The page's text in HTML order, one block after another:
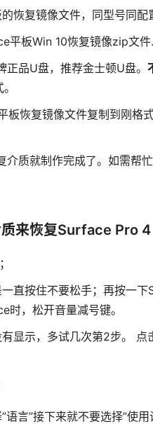
恢复镜像文件，同型号同配
平板Win 10恢复镜像zip文件.
正品U盘，推荐金士顿U盘。
恢复镜像文件复制到刚格
质就制作完成了。如需帮忙
来恢复Surface Pro 4
直按住不要松手；再按一
时，松开音量减号键。
显示，多试几次第2步。 点
语言”接下来就不要选择”使